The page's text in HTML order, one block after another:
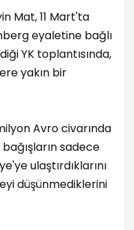
Mat, 11 Mart'ta
eyaletine bağlı
YK toplantısında,
yakın bir
Avro civarında
sadece
ulaştırdıklarını
düşünmediklerini